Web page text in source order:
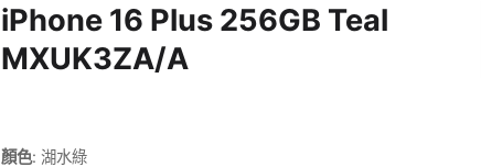
iPhone 16 Plus 256GB Teal
MXUK3ZA/A
顏色: 湖水綠